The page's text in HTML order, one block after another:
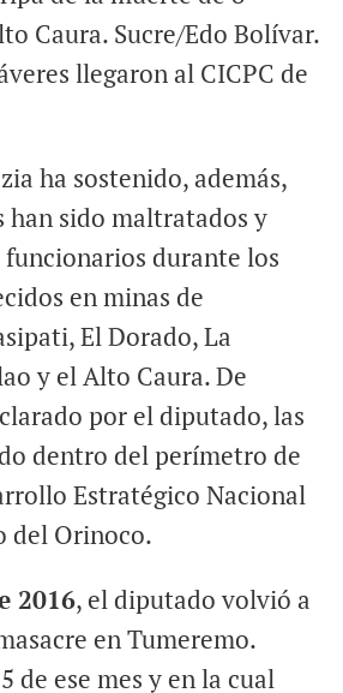
Caura. Sucre/Edo Bolívar.
llegaron al CICPC de
ha sostenido, además,
han sido maltratados y
durante los
en minas de
El Dorado, La
y el Alto Caura. De
por el diputado, las
dentro del perímetro de
Estratégico Nacional
del Orinoco.
2016, el diputado volvió a
en Tumeremo.
de ese mes y en la cual